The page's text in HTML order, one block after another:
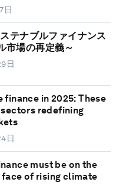
日
テナブルファイナンス
市場の再定義～
日
finance in 2025: These
redefining
日
must be on the
of rising climate